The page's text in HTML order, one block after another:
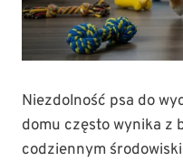
Niezdolność psa do
domu często wynika z
codziennym